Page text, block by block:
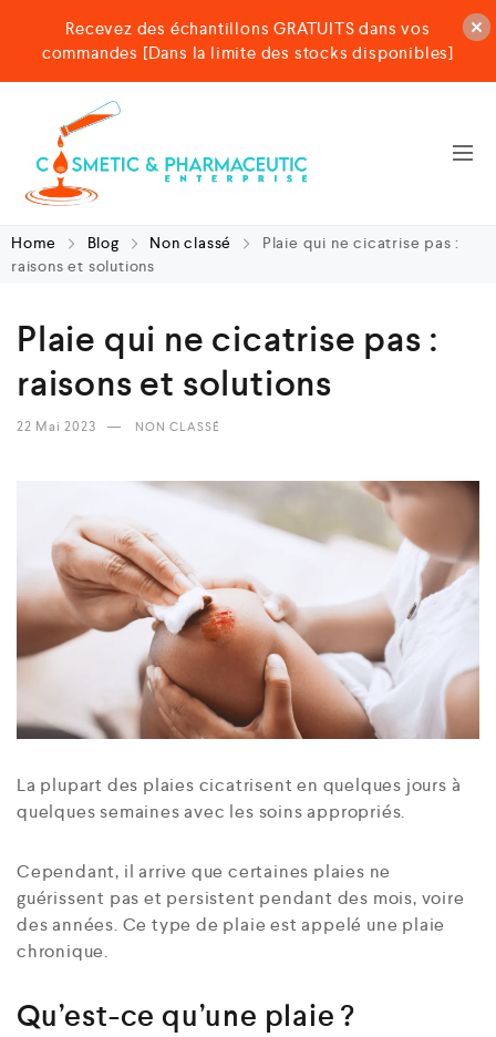
Home Blog Non classé
Plaie qui ne cicatrise pas :
raisons et solutions
Plaie qui ne cicatrise pas :
raisons et solutions
22 Mai 2023 NON CLASSÉ
La plupart des plaies cicatrisent en quelques jours à
quelques semaines avec les soins appropriés.
Cependant, il arrive que certaines plaies ne
guérissent pas et persistent pendant des mois, voire
des années. Ce type de plaie est appelé une plaie
chronique.
Qu’est-ce qu’une plaie ?
Recevez des échantillons GRATUITS dans vos
commandes [Dans la limite des stocks disponibles]